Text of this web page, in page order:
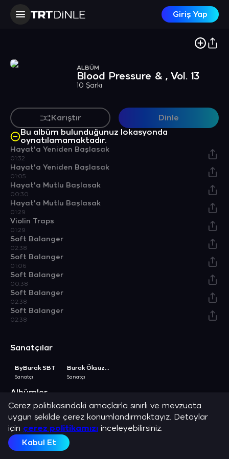
Giriş Yap
ALBÜM
Blood Pressure & , Vol. 13
10 Şarkı
Karıştır
Dinle
Bu albüm bulunduğunuz lokasyonda
oynatılamamaktadır.
Hayat'a Yeniden Başlasak
01:32
Hayat'a Yeniden Başlasak
01:05
Hayat'a Mutlu Başlasak
00:30
Hayat'a Mutlu Başlasak
01:29
Violin Traps
01:29
Soft Balanger
02:38
Soft Balanger
01:06
Soft Balanger
00:38
Soft Balanger
02:38
Soft Balanger
02:38
Sanatçılar
ByBurak SBT
Sanatçı
Burak Öksüzoğlu
Sanatçı
Albümler
Clup & Vol-4
Albüm
Blood Pressure & , Vol. 4
Albüm
Blood Pressure & , Vol. 1
Albüm
Blood Pressure & , Vol. 5
Açıklama
Burak Öksüzoğlu, ByBurak SBT ve en sevilen şarkılarını dinle.
Çerez politikasındaki amaçlarla sınırlı ve mevzuata
uygun şekilde çerez konumlandırmaktayız. Detaylar
için çerez politikamızı inceleyebilirsiniz.
Kabul Et